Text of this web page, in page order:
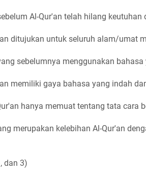
Al-Qur'an telah hilang keutuhan
ditujukan untuk seluruh alam/umat
sebelumnya menggunakan
memiliki gaya bahasa yang indah
hanya memuat tentang tata cara
merupakan kelebihan Al-Qur'an
dan 3)